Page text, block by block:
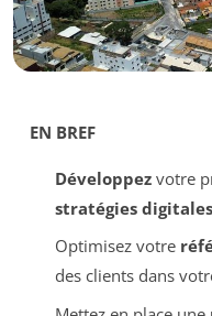
EN BREF
Développezvotre
stratégies digitales
Optimisez votre
des clients dans